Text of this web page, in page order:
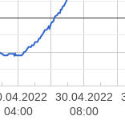
04:00
30.04.2022
08:00